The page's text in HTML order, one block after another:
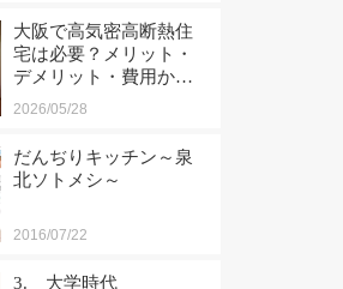
大阪で高気密高断熱住
宅は必要？メリット・
デメリット・費用から
工務店選びまで徹底解
2026/05/28
だんぢりキッチン～泉
北ソトメシ～
2016/07/22
3. 大学時代